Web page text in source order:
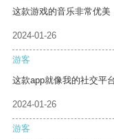
这款游戏的音乐非常优美
2024-01-26
游客
这款app就像我的社交平
2024-01-26
游客